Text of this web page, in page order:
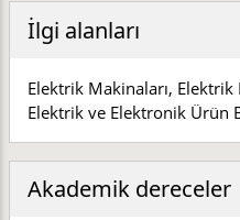
İlgi alanları
Elektrik Makinaları,
Elektrik ve Elektronik Ürün
Akademik dereceler